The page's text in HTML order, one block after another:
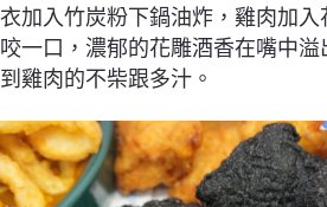
衣加入竹炭粉下鍋油炸，雞肉加入
咬一口，濃郁的花雕酒香在嘴中溢
到雞肉的不柴跟多汁。